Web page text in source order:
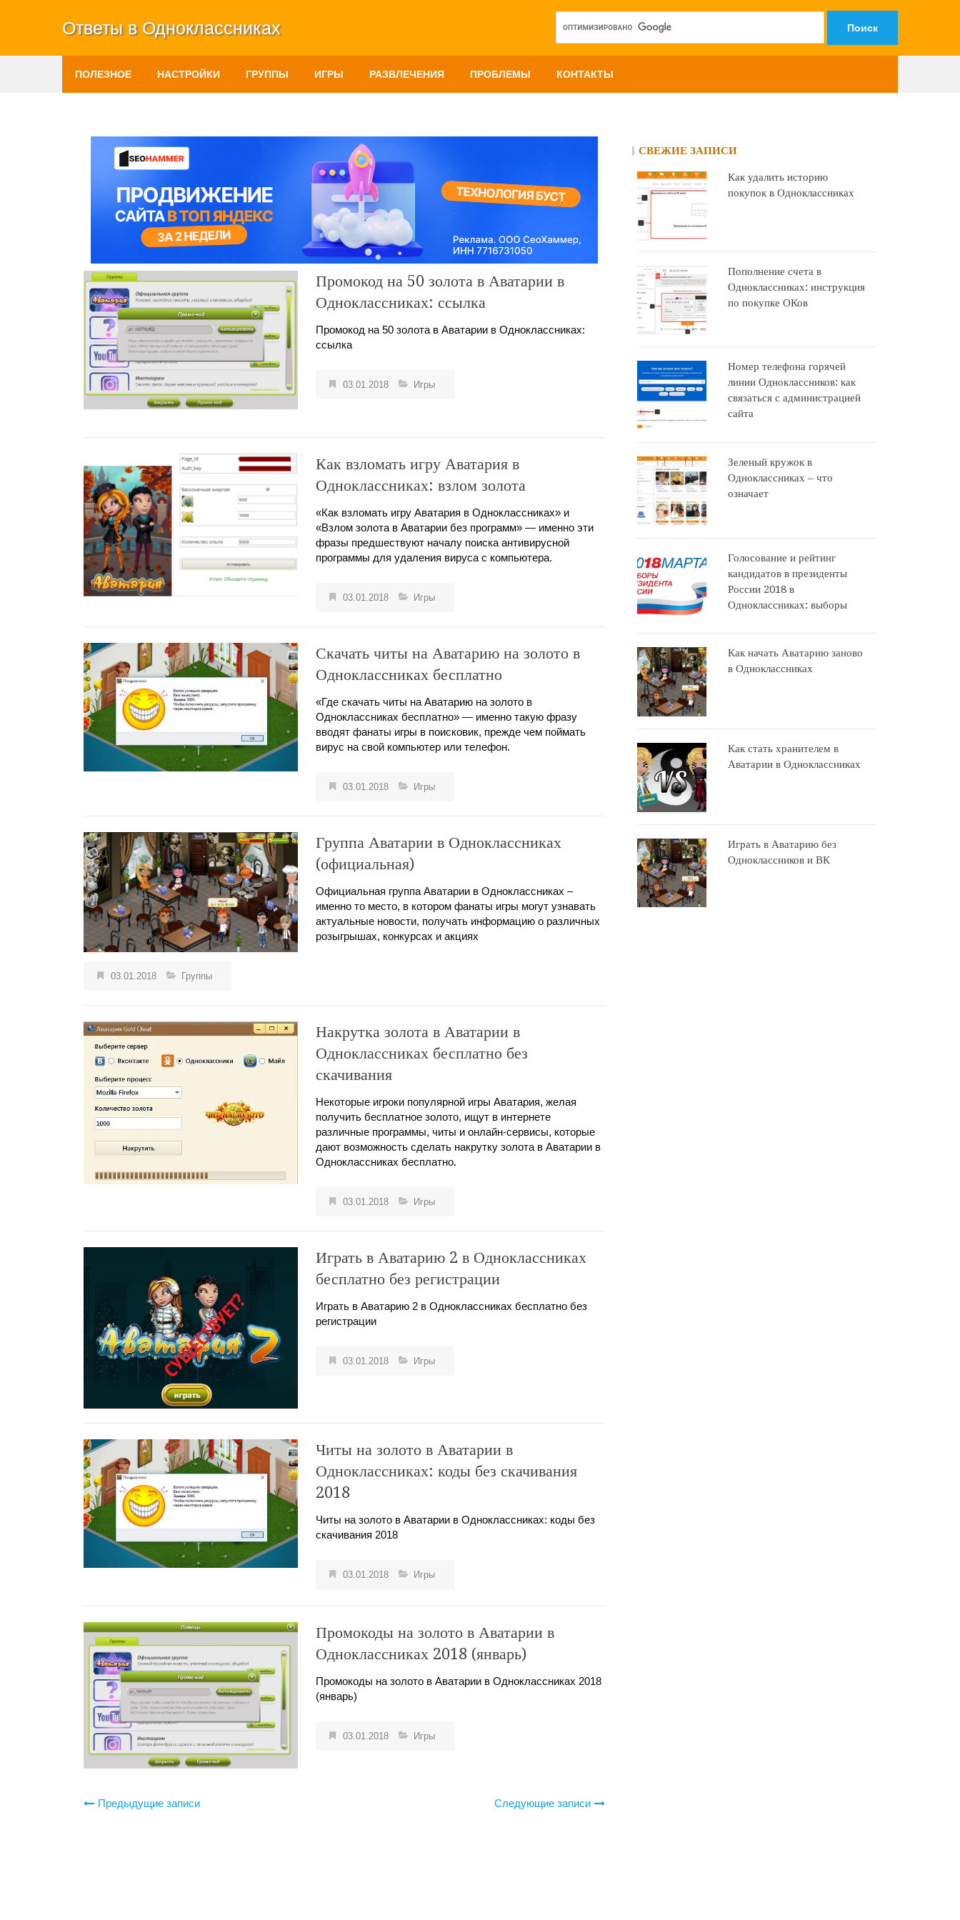
Ответы в Одноклассниках
ПОЛЕЗНОЕ НАСТРОЙКИ ГРУППЫ ИГРЫ РАЗВЛЕЧЕНИЯ ПРОБЛЕМЫ КОНТАКТЫ
Промокод на 50 золота в Аватарии в
Одноклассниках: ссылка
Промокод на 50 золота в Аватарии в Одноклассниках:
ссылка
03.01.2018 Игры
Как взломать игру Аватария в
Одноклассниках: взлом золота
«Как взломать игру Аватария в Одноклассниках» и
«Взлом золота в Аватарии без программ» — именно эти
фразы предшествуют началу поиска антивирусной
программы для удаления вируса с компьютера.
03.01.2018 Игры
Скачать читы на Аватарию на золото в
Одноклассниках бесплатно
«Где скачать читы на Аватарию на золото в
Одноклассниках бесплатно» — именно такую фразу
вводят фанаты игры в поисковик, прежде чем поймать
вирус на свой компьютер или телефон.
03.01.2018 Игры
Группа Аватарии в Одноклассниках
(официальная)
Официальная группа Аватарии в Одноклассниках –
именно то место, в котором фанаты игры могут узнавать
актуальные новости, получать информацию о различных
розыгрышах, конкурсах и акциях
03.01.2018 Группы
Накрутка золота в Аватарии в
Одноклассниках бесплатно без
скачивания
Некоторые игроки популярной игры Аватария, желая
получить бесплатное золото, ищут в интернете
различные программы, читы и онлайн-сервисы, которые
дают возможность сделать накрутку золота в Аватарии в
Одноклассниках бесплатно.
03.01.2018 Игры
Играть в Аватарию 2 в Одноклассниках
бесплатно без регистрации
Играть в Аватарию 2 в Одноклассниках бесплатно без
регистрации
03.01.2018 Игры
Читы на золото в Аватарии в
Одноклассниках: коды без скачивания
2018
Читы на золото в Аватарии в Одноклассниках: коды без
скачивания 2018
03.01.2018 Игры
Промокоды на золото в Аватарии в
Одноклассниках 2018 (январь)
Промокоды на золото в Аватарии в Одноклассниках 2018
(январь)
03.01.2018 Игры
Навигация
Предыдущие записи Следующие записи
СВЕЖИЕ ЗАПИСИ
Как удалить историю
покупок в Одноклассниках
Пополнение счета в
Одноклассниках: инструкция
по покупке ОКов
Номер телефона горячей
линии Одноклассников: как
связаться с администрацией
сайта
Зеленый кружок в
Одноклассниках – что
означает
Голосование и рейтинг
кандидатов в президенты
России 2018 в
Одноклассниках: выборы
Как начать Аватарию заново
в Одноклассниках
Как стать хранителем в
Аватарии в Одноклассниках
Играть в Аватарию без
Одноклассников и ВК